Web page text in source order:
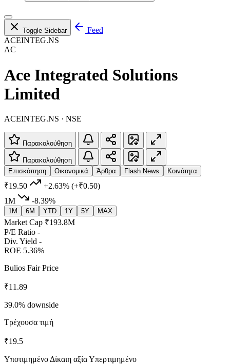
Toggle Sidebar
Feed
ACEINTEG.NS
AC
Ace Integrated Solutions
Limited
ACEINTEG.NS · NSE
Παρακολούθηση
Παρακολούθηση
Επισκόπηση
Οικονομικά Άρθρα Flash News Κοινότητα
₹19.50 +2.63% (+₹0.50)
1M
-8.39%
1M 6M YTD 1Y 5Y MAX
Market Cap ₹193.8M
P/E Ratio -
Div. Yield -
ROE 5.36%
Bulios Fair Price
₹11.89
39.0% downside
Τρέχουσα τιμή
₹19.5
Υποτιμημένο Δίκαιη αξίαΥπερτιμημένο